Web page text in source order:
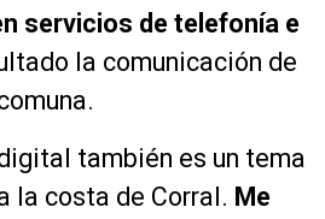
servicios de telefonía e
la comunicación de
también es un tema
la costa de Corral. Me